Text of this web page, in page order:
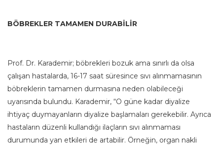
BÖBREKLER TAMAMEN DURABİLİR
Prof. Dr. Karademir; böbrekleri bozuk ama sınırlı da olsa
çalışan hastalarda, 16-17 saat süresince sıvı alınmamasının
böbreklerin tamamen durmasına neden olabileceği
uyarısında bulundu. Karademir, “O güne kadar diyalize
ihtiyaç duymayanların diyalize başlamaları gerekebilir. Ayrıca
hastaların düzenli kullandığı ilaçların sıvı alınmaması
durumunda yan etkileri de artabilir. Örneğin, organ nakli